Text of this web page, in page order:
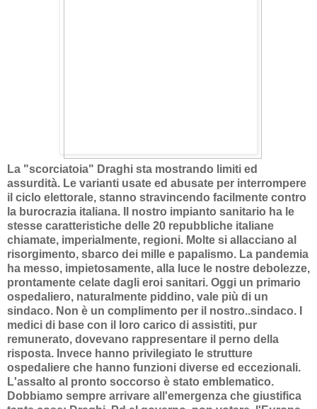
La "scorciatoia" Draghi sta mostrando limiti ed
assurdità. Le varianti usate ed abusate per interrompere
il ciclo elettorale, stanno stravincendo facilmente contro
la burocrazia italiana. Il nostro impianto sanitario ha le
stesse caratteristiche delle 20 repubbliche italiane
chiamate, imperialmente, regioni. Molte si allacciano al
risorgimento, sbarco dei mille e papalismo. La pandemia
ha messo, impietosamente, alla luce le nostre debolezze,
prontamente celate dagli eroi sanitari. Oggi un primario
ospedaliero, naturalmente piddino, vale più di un
sindaco. Non è un complimento per il nostro..sindaco. I
medici di base con il loro carico di assistiti, pur
remunerato, dovevano rappresentare il perno della
risposta. Invece hanno privilegiato le strutture
ospedaliere che hanno funzioni diverse ed eccezionali.
L'assalto al pronto soccorso è stato emblematico.
Dobbiamo sempre arrivare all'emergenza che giustifica